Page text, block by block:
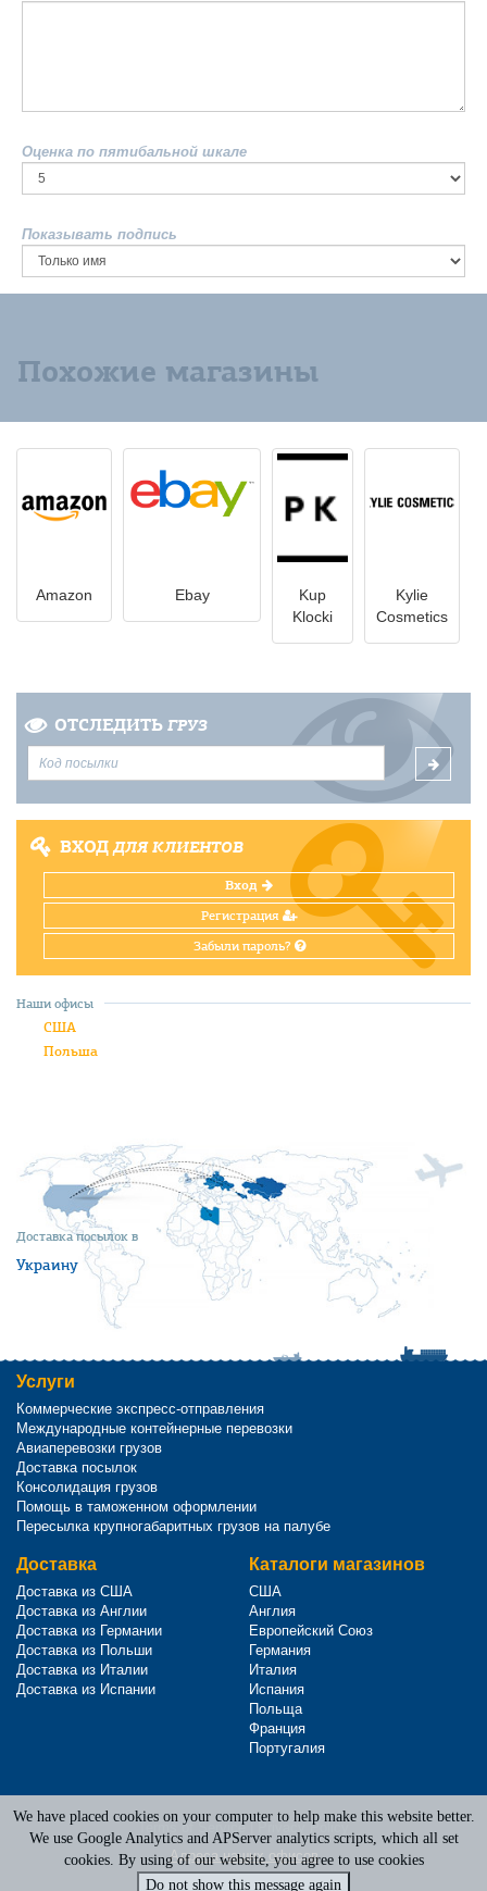
Оценка по пятибальной шкале
Показывать подпись
Похожие магазины
Amazon Ebay
Kup
Klocki
Kylie
Cosmetics
ОТСЛЕДИТЬ ГРУЗ
ВХОДДЛЯ КЛИЕНТОВ
Вход
Регистрация
Забыли пароль?
Доставка посылок в
Украину
Наши офисы
США
Польша
Услуги
Коммерческие экспресс-отправления
Международные контейнерные перевозки
Авиаперевозки грузов
Доставка посылок
Консолидация грузов
Помощь в таможенном оформлении
Пересылка крупногабаритных грузов на палубе
Доставка
Доставка из США
Доставка из Англии
Доставка из Германии
Доставка из Польши
Доставка из Италии
Доставка из Испании
Каталоги магазинов
США
Англия
Европейский Союз
Германия
Италия
Испания
Польща
Франция
Португалия
Terms of Service
Privacy Policy
Адреса наших офисов
We have placed cookies on your computer to help make this website better.
We use Google Analytics and APServer analytics scripts, which all set
cookies. By using of our website, you agree to use cookies
Do not show this message again